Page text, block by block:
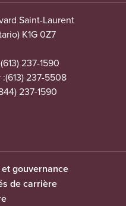
Saint-Laurent
K1G 0Z7
(613) 237-1590
:(613) 237-5508
237-1590
gouvernance
de carrière